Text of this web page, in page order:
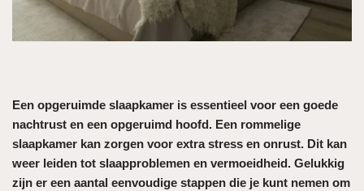
Een opgeruimde slaapkamer is essentieel voor een goede
nachtrust en een opgeruimd hoofd. Een rommelige
slaapkamer kan zorgen voor extra stress en onrust. Dit kan
weer leiden tot slaapproblemen en vermoeidheid. Gelukkig
zijn er een aantal eenvoudige stappen die je kunt nemen om